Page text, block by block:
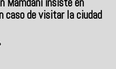
caso de visitar la ciudad